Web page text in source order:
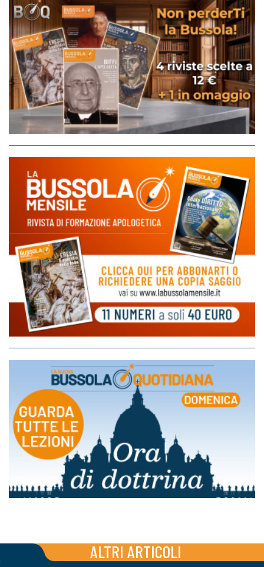
ALTRI ARTICOLI